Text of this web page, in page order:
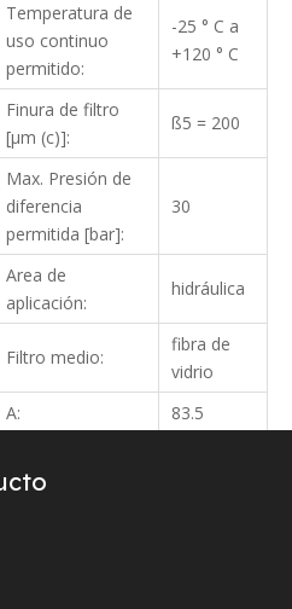
Temperatura de
uso continuo
permitido:
-25 ° C a
+120 ° C
Finura de filtro
[µm (c)]:
ß5 = 200
Max. Presión de
diferencia
permitida [bar]:
30
Area de
aplicación:
hidráulica
Filtro medio:
fibra de
vidrio
A:
83.5
C:
cruzada OEM (si la hay).